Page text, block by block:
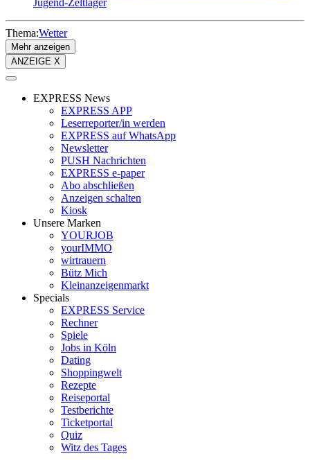
Thema:Wetter
Mehr anzeigen
ANZEIGE X
EXPRESS News
EXPRESS APP
Leserreporter/in werden
EXPRESS auf WhatsApp
Newsletter
PUSH Nachrichten
EXPRESS e-paper
Abo abschließen
Anzeigen schalten
Kiosk
Unsere Marken
YOURJOB
yourIMMO
wirtrauern
Bütz Mich
Kleinanzeigenmarkt
Specials
EXPRESS Service
Rechner
Spiele
Jobs in Köln
Dating
Shoppingwelt
Rezepte
Reiseportal
Testberichte
Ticketportal
Quiz
Witz des Tages